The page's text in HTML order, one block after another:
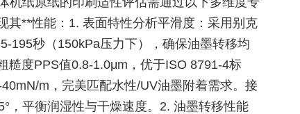
其**性能：1. 表面特性分析平滑度：采用别克
195秒（150kPa压力下），确保油墨转移均
糙度PPS值0.8-1.0μm，优于ISO 8791-4标
m，完美匹配水性/UV油墨附着需求。接
，平衡润湿性与干燥速度。2. 油墨转移性能